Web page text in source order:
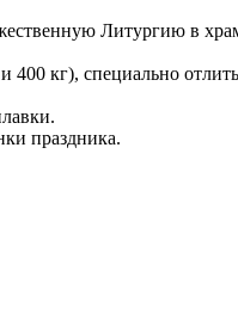
Литургию в
400 кг), специально
праздника.